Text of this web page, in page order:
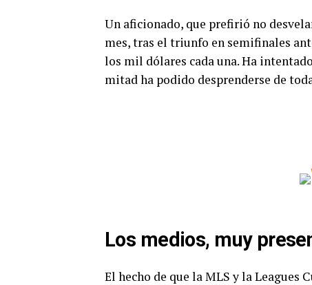
Un aficionado, que prefirió no
mes, tras el triunfo en semifinales
los mil dólares cada una. Ha
mitad ha podido desprenderse de
Los medios, muy
El hecho de que la MLS y la Leagues